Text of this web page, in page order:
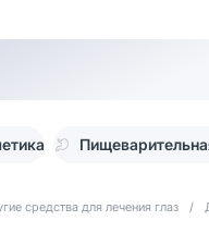
средства для лечения глаз /